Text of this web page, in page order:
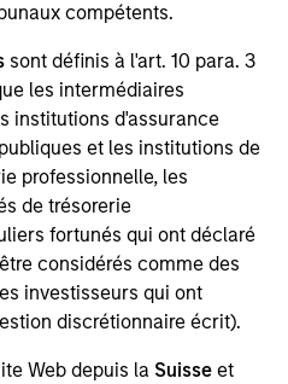
compétents.
sont définis à l'art. 10 para. 3
les intermédiaires
institutions d'assurance
et les institutions de
professionnelle, les
de trésorerie
fortunés qui ont déclaré
considérés comme des
investisseurs qui ont
discrétionnaire écrit).
Web depuis la Suisse et